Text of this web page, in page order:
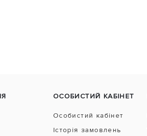
ОСОБИСТИЙ КАБІНЕТ
Особистий кабінет
Історія замовлень